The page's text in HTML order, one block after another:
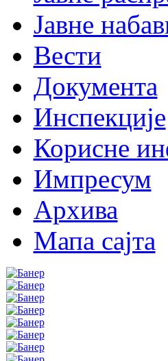
Јавне
Вести
Документа
Инспекције
Корисне
Импресум
Архива
Мапа сајта